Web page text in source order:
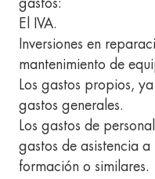
gastos:
El IVA.
Inversiones en
mantenimiento de
Los gastos propios,
gastos generales.
Los gastos de
gastos de asistencia
formación o similares.